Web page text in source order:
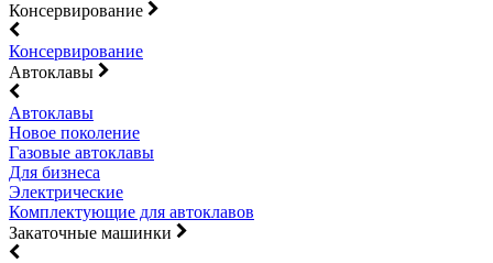
Консервирование
Консервирование
Автоклавы
Автоклавы
Новое поколение
Газовые автоклавы
Для бизнеса
Электрические
Комплектующие для автоклавов
Закаточные машинки